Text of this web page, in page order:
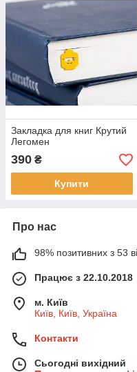
Закладка для книг Крутий
Легомен
390 ₴
Купити
Про нас
98% позитивних з 53
Працює з 22.10.2018
м. Київ
Київ, Київ, Україна
Контакти
Сьогодні вихідний